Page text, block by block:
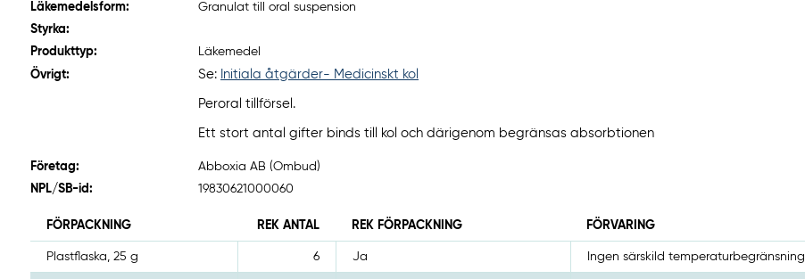
Läkemedelsform:
Granulat till oral suspension
Styrka:
Produkttyp:
Läkemedel
Övrigt:
Se: Initiala åtgärder- Medicinskt kol
Peroral tillförsel.
Ett stort antal gifter binds till kol och därigenom begränsas absorbtionen
Företag:
Abboxia AB (Ombud)
NPL/SB-id:
19830621000060
FÖRPACKNING REK ANTAL REK FÖRPACKNING FÖRVARING
Plastflaska, 25 g 6 Ja Ingen särskild temperaturbegränsning